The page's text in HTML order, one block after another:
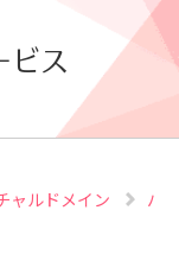
ビス
ャルドメイン バ